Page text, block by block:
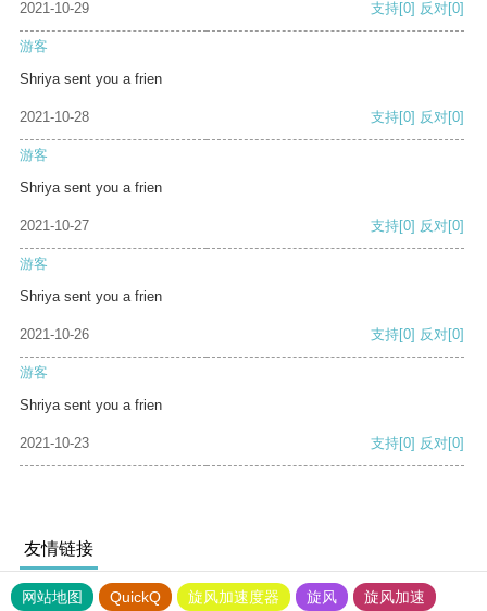
2021-10-29 支持[0] 反对[0]
游客
Shriya sent you a frien
2021-10-28 支持[0] 反对[0]
游客
Shriya sent you a frien
2021-10-27 支持[0] 反对[0]
游客
Shriya sent you a frien
2021-10-26 支持[0] 反对[0]
游客
Shriya sent you a frien
2021-10-23 支持[0] 反对[0]
友情链接
网站地图 QuickQ 旋风加速度器 旋风 旋风加速